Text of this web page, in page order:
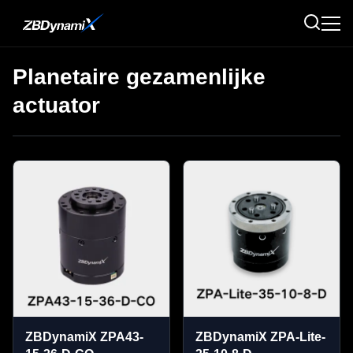
Planetaire gezamenlijke
actuator
ZBDynamiX ZPA43-
ZBDynamiX ZPA-Lite-